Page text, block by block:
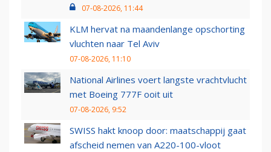
07-08-2026, 11:44
KLM hervat na maandenlange opschorting
vluchten naar Tel Aviv
07-08-2026, 11:10
National Airlines voert langste vrachtvlucht
met Boeing 777F ooit uit
07-08-2026, 9:52
SWISS hakt knoop door: maatschappij gaat
afscheid nemen van A220-100-vloot